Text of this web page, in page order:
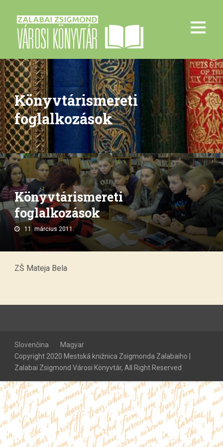
Könyvtárismereti
foglalkozások
Könyvtárismereti
foglalkozások
11. március 2011.
ZŠ Mateja Bela
Slovenčina
Magyar
Copyright 2020 Mestská knižnica Zsigmonda Zalabaiho |
Zalabai Zsigmond Városi Könyvtár, All Right Reserved